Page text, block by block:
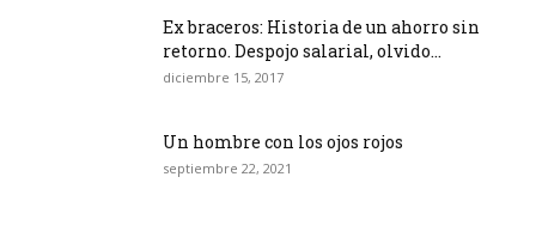
Ex braceros: Historia de un ahorro sin
retorno. Despojo salarial, olvido...
diciembre 15, 2017
Un hombre con los ojos rojos
septiembre 22, 2021